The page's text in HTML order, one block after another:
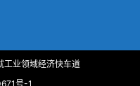
工业领域经济快车道
号-1